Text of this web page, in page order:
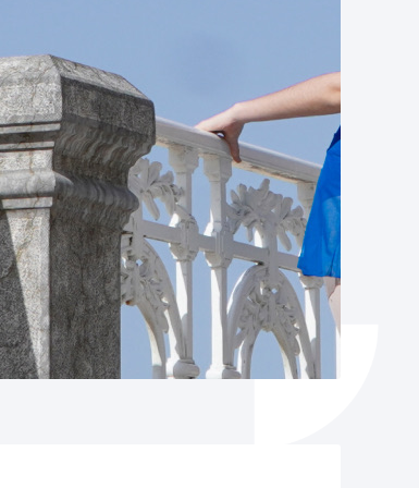
Tramitaziorako laguntza